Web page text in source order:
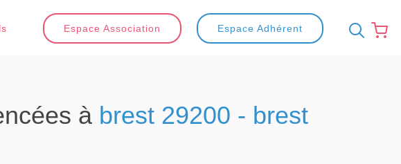
Espace Association Espace Adhérent
à brest 29200 - brest